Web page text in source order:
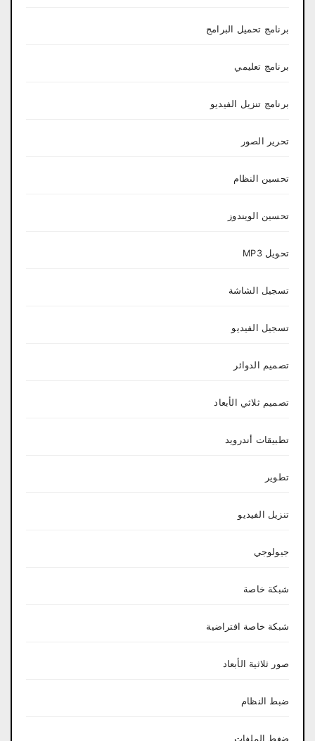
برنامج تحميل البرامج
برنامج تعليمي
برنامج تنزيل الفيديو
تحرير الصور
تحسين النظام
تحسين الويندوز
تحويل MP3
تسجيل الشاشة
تسجيل الفيديو
تصميم الدوائر
تصميم ثلاثي الأبعاد
تطبيقات أندرويد
تطوير
تنزيل الفيديو
جيولوجي
شبكة خاصة
شبكة خاصة افتراضية
صور ثلاثية الأبعاد
ضبط النظام
ضغط الملفات